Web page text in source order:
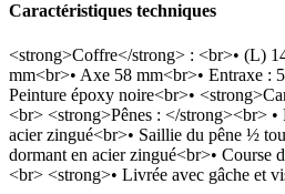
Caractéristiques techniques
<strong>Coffre</strong> : <br>• (L)
mm<br>• Axe 58 mm<br>• Entraxe :
Peinture époxy noire<br>•
<br> <strong>Pênes : </strong><br> •
acier zingué<br>• Saillie du pêne ½
dormant en acier zingué<br>• Course
<br> <strong>• Livrée avec gâche et